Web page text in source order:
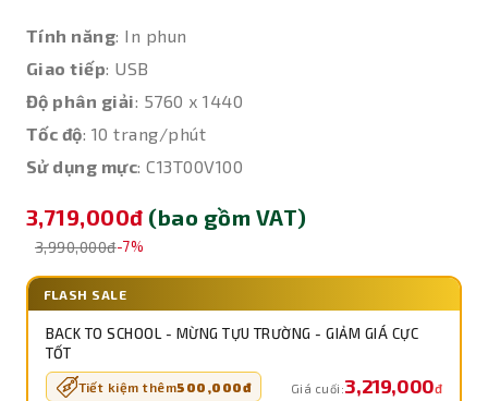
Tính năng: In phun
Giao tiếp: USB
Độ phân giải: 5760 x 1440
Tốc độ: 10 trang/phút
Sử dụng mực: C13T00V100
3,719,000đ (bao gồm VAT)
3,990,000đ-7%
FLASH SALE
BACK TO SCHOOL - MỪNG TỰU TRƯỜNG - GIẢM GIÁ CỰC
TỐT
Tiết kiệm thêm500,000đ Giá cuối:3,219,000đ